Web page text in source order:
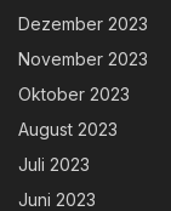
Dezember 2023
November 2023
Oktober 2023
August 2023
Juli 2023
Juni 2023